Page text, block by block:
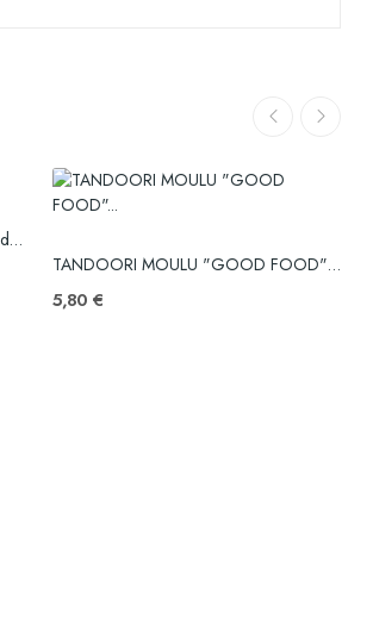
Boisson Chill melon peche 25cl pack de 6
TANDOORI MOULU "GOOD FOOD" BOITE - 420 G
5,80 €